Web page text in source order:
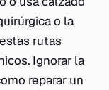
o la
rutas
Ignorar la
reparar un